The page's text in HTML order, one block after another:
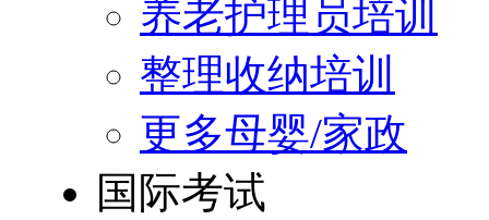
养老护理员培训
整理收纳培训
更多母婴/家政
国际考试